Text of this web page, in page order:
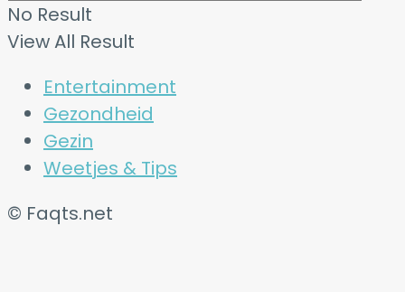
No Result
View All Result
Entertainment
Gezondheid
Gezin
Weetjes & Tips
© Faqts.net